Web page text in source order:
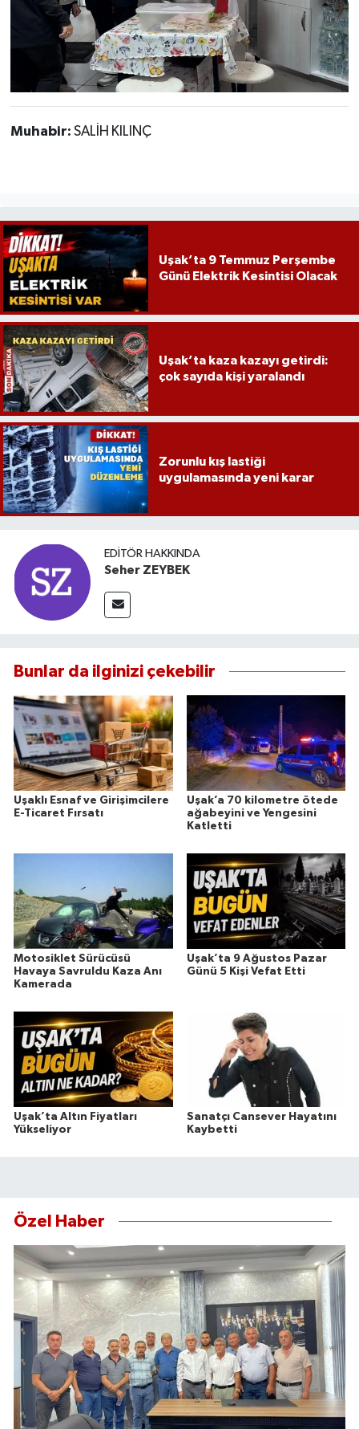
Muhabir: SALİH KILINÇ
Uşak’ta 9 Temmuz Perşembe
Günü Elektrik Kesintisi Olacak
Uşak’ta kaza kazayı getirdi:
çok sayıda kişi yaralandı
Zorunlu kış lastiği
uygulamasında yeni karar
EDITÖR HAKKINDA
Seher ZEYBEK
Bunlar da ilginizi çekebilir
Uşaklı Esnaf ve Girişimcilere
E-Ticaret Fırsatı
Uşak’a 70 kilometre ötede
ağabeyini ve Yengesini
Katletti
Motosiklet Sürücüsü
Havaya Savruldu Kaza Anı
Kamerada
Uşak’ta 9 Ağustos Pazar
Günü 5 Kişi Vefat Etti
Uşak’ta Altın Fiyatları
Yükseliyor
Sanatçı Cansever Hayatını
Kaybetti
Özel Haber